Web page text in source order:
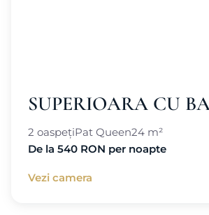
SUPERIOARA CU
2 oaspețiPat Queen24 m²
De la 540 RON per noapte
Vezi camera